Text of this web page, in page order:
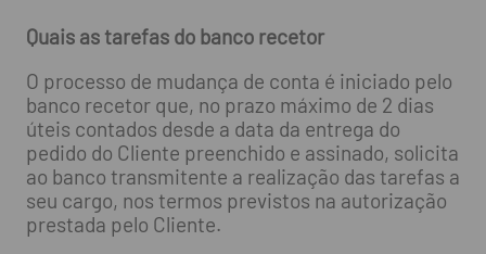
Quais as tarefas do banco recetor
O processo de mudança de conta é iniciado pelo
banco recetor que, no prazo máximo de 2 dias
úteis contados desde a data da entrega do
pedido do Cliente preenchido e assinado, solicita
ao banco transmitente a realização das tarefas a
seu cargo, nos termos previstos na autorização
prestada pelo Cliente.